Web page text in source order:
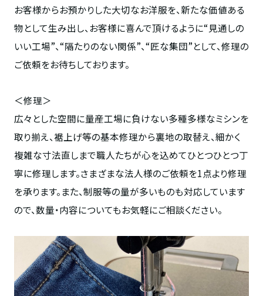
お客様からお預かりした大切なお洋服を、新たな価値ある
物として生み出し、お客様に喜んで頂けるように“見通しの
いい工場”、“隔たりのない関係”、“匠な集団”として、修理の
ご依頼をお待ちしております。
＜修理＞
広々とした空間に量産工場に負けない多種多様なミシンを
取り揃え、裾上げ等の基本修理から裏地の取替え、細かく
複雑な寸法直しまで職人たちが心を込めてひとつひとつ丁
寧に修理します。さまざまな法人様のご依頼を1点より修理
を承ります。また、制服等の量が多いものも対応しています
ので、数量・内容についてもお気軽にご相談ください。